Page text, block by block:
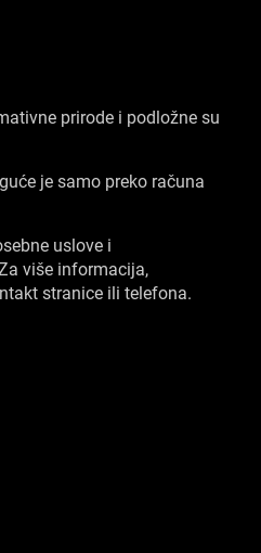
prirode i podložne su
je samo preko računa
uslove i
više informacija,
stranice ili telefona.